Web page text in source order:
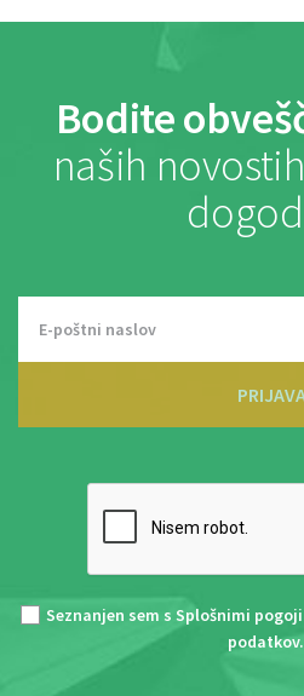
Bodite
naših
Seznanjen sem s Splošnimi pogoji
podatkov